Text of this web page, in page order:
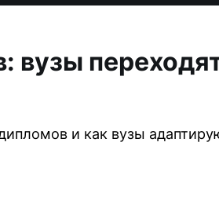
и как вузы